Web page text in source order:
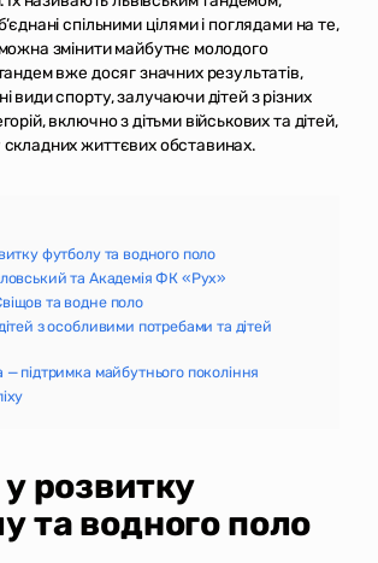
спільними цілями і поглядами на те,
змінити майбутнє молодого
вже досяг значних результатів,
види спорту, залучаючи дітей з різних
включно з дітьми військових та дітей,
життєвих обставинах.
футболу та водного поло
та Академія ФК «Рух»
та водне поло
з особливими потребами та дітей
— підтримка майбутнього покоління
розвитку
та водного поло